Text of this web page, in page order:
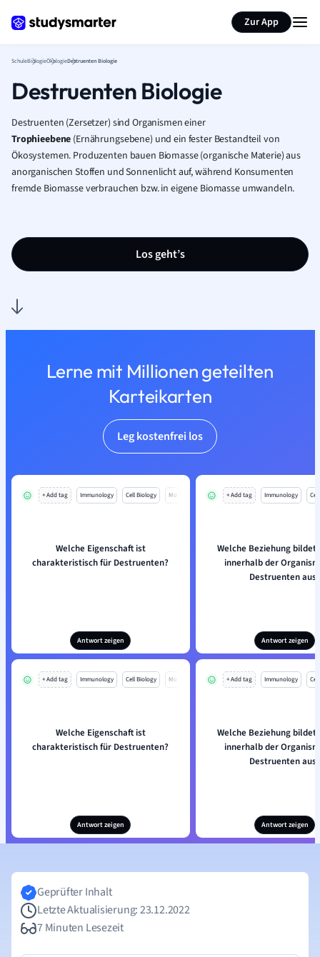
Zur App
SchuleBiologieÖkologieDestruenten Biologie
Destruenten Biologie
Destruenten (Zersetzer) sind Organismen einer
Trophieebene (Ernährungsebene) und ein fester Bestandteil von
Ökosystemen. Produzenten bauen Biomasse(organische Materie) aus
anorganischen Stoffen und Sonnenlichtauf, während Konsumenten
fremde Biomasse verbrauchen bzw. in eigene Biomasse umwandeln.
Los geht’s
Lerne mit Millionen geteilten
Karteikarten
Leg kostenfrei los
+ Add tag Immunology Cell Biology Mo
Welche Eigenschaft ist
charakteristisch für Destruenten?
Antwort zeigen
+ Add tag Immunology
Welche Beziehung bildet
innerhalb der
Destruenten aus?
Antwort zeigen
+ Add tag Immunology Cell Biology Mo
Welche Eigenschaft ist
charakteristisch für Destruenten?
Antwort zeigen
+ Add tag Immunology
Welche Beziehung bildet
innerhalb der
Destruenten aus?
Antwort zeigen
Seite zusammenfassen
Geprüfter Inhalt
Letzte Aktualisierung: 23.12.2022
7 Minuten Lesezeit